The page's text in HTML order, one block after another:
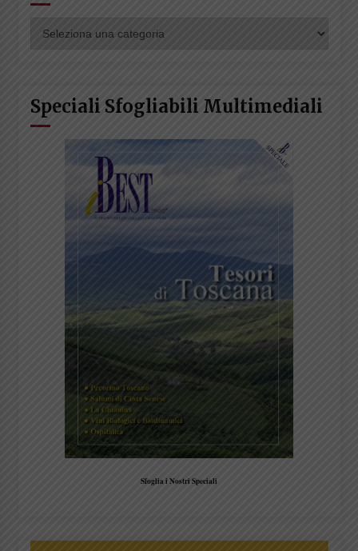
Articoli
Speciali Sfogliabili Multimediali
Sfoglia i Nostri Speciali